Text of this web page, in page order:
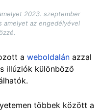
2023. szeptember
amelyet az engedélyével
a weboldalán azzal
illúziók különböző
többek között a